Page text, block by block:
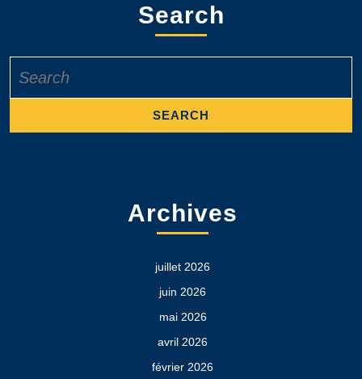
Search
for:
Archives
juillet 2026
juin 2026
mai 2026
avril 2026
février 2026